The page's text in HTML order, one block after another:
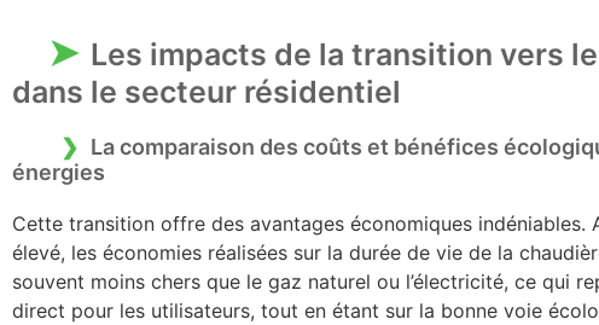
Les impacts de la transition vers
dans le secteur résidentiel
La comparaison des coûts et bénéfices
énergies
Cette transition offre des avantages économiques
élevé, les économies réalisées sur la durée de vie de la
souvent moins chers que le gaz naturel ou l’électricité, ce qui
direct pour les utilisateurs, tout en étant sur la bonne voie